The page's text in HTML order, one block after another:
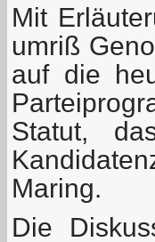
Mit
umriß
auf die
Statut,
Maring.
Die